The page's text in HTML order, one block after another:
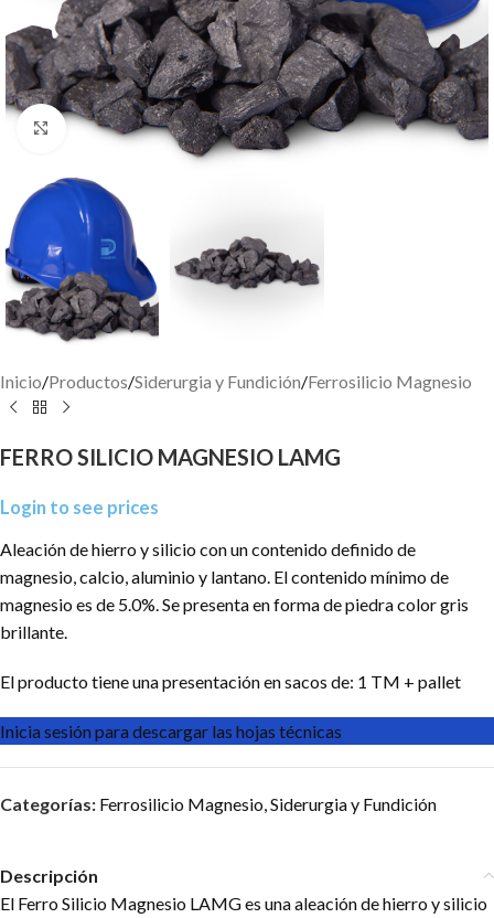
Click to enlarge
Inicio/Productos/Siderurgia y Fundición/Ferrosilicio Magnesio
FERRO SILICIO MAGNESIO LAMG
Login to see prices
Aleación de hierro y silicio con un contenido definido de
magnesio, calcio, aluminio y lantano. El contenido mínimo de
magnesio es de 5.0%. Se presenta en forma de piedra color gris
brillante.
El producto tiene una presentación en sacos de: 1 TM + pallet
Inicia sesión para descargar las hojas técnicas
Categorías: Ferrosilicio Magnesio Siderurgia y Fundición
Descripción
El Ferro Silicio Magnesio LAMG es una aleación de hierro y silicio